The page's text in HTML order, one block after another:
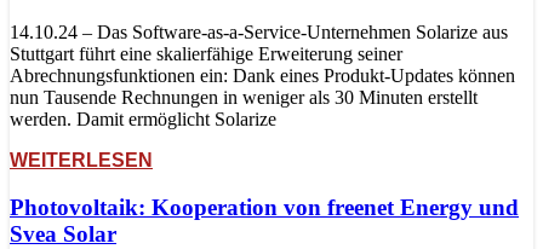
14.10.24 – Das Software-as-a-Service-Unternehmen Solarize aus
Stuttgart führt eine skalierfähige Erweiterung seiner
Abrechnungsfunktionen ein: Dank eines Produkt-Updates können
nun Tausende Rechnungen in weniger als 30 Minuten erstellt
werden. Damit ermöglicht Solarize
WEITERLESEN
Photovoltaik: Kooperation von freenet Energy und
Svea Solar